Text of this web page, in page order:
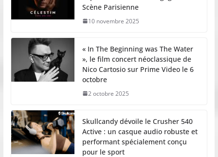
Scène Parisienne
10 novembre 2025
« In The Beginning was The Water
», le film concert néoclassique de
Nico Cartosio sur Prime Video le 6
octobre
2 octobre 2025
Skullcandy dévoile le Crusher 540
Active : un casque audio robuste et
performant spécialement conçu
pour le sport